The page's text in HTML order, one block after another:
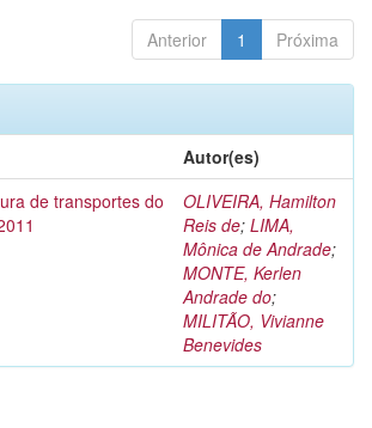
Anterior 1 Próxima
Autor(es)
de transportes do
OLIVEIRA, Hamilton
Reis de; LIMA,
Mônica de Andrade;
MONTE, Kerlen
Andrade do;
MILITÃO, Vivianne
Benevides